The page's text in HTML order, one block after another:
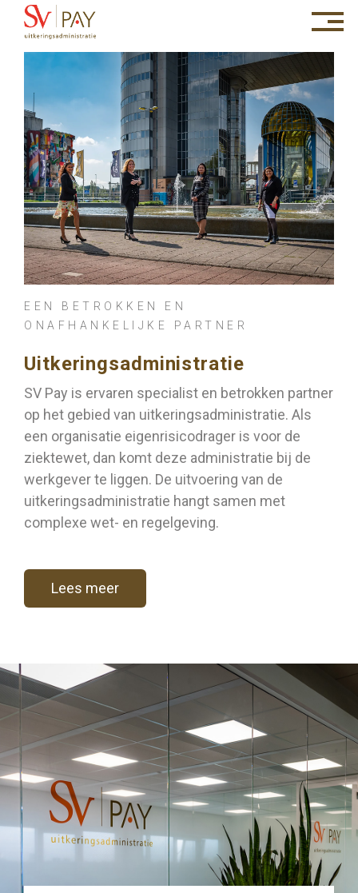
EEN BETROKKEN EN
ONAFHANKELIJKE PARTNER
Uitkeringsadministratie
SV Pay is ervaren specialist en betrokken partner
op het gebied van uitkeringsadministratie. Als
een organisatie eigenrisicodrager is voor de
ziektewet, dan komt deze administratie bij de
werkgever te liggen. De uitvoering van de
uitkeringsadministratie hangt samen met
complexe wet- en regelgeving.
Lees meer